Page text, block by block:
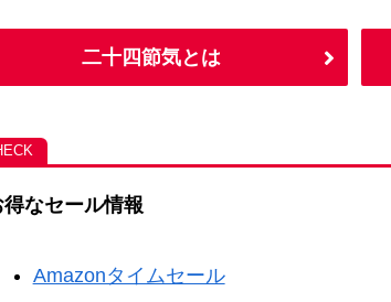
二十四節気とは
得なセール情報
Amazonタイムセール